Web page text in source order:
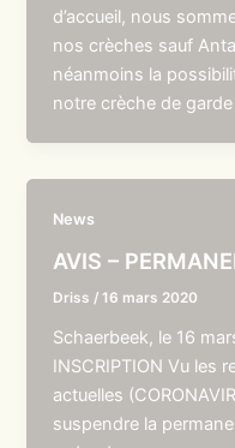
d’accueil, nous
nos crèches sauf
néanmoins la
notre crèche de
News
AVIS –
Driss /16 mars 2020
Schaerbeek, le 16
INSCRIPTION Vu les
actuelles
suspendre la